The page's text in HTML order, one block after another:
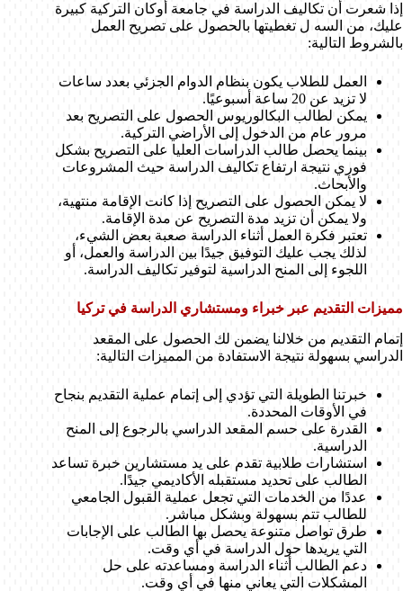
إذا شعرت أن تكاليف الدراسة في جامعة أوكان التركية كبيرة
عليك، من السه ل تغطيتها بالحصول على تصريح العمل
بالشروط التالية:
العمل للطلاب يكون بنظام الدوام الجزئي بعدد ساعات
لا تزيد عن 20 ساعة أسبوعيًا.
يمكن لطالب البكالوريوس الحصول على التصريح بعد
مرور عام من الدخول إلى الأراضي التركية.
بينما يحصل طالب الدراسات العليا على التصريح بشكل
فوري نتيجة ارتفاع تكاليف الدراسة حيث المشروعات
والأبحاث.
لا يمكن الحصول على التصريح إذا كانت الإقامة منتهية،
ولا يمكن أن تزيد مدة التصريح عن مدة الإقامة.
تعتبر فكرة العمل أثناء الدراسة صعبة بعض الشيء،
لذلك يجب عليك التوفيق جيدًا بين الدراسة والعمل، أو
اللجوء إلى المنح الدراسية لتوفير تكاليف الدراسة.
مميزات التقديم عبر خبراء ومستشاري الدراسة في تركيا
إتمام التقديم من خلالنا يضمن لك الحصول على المقعد
الدراسي بسهولة نتيجة الاستفادة من المميزات التالية:
خبرتنا الطويلة التي تؤدي إلى إتمام عملية التقديم بنجاح
في الأوقات المحددة.
القدرة على حسم المقعد الدراسي بالرجوع إلى المنح
الدراسية.
استشارات طلابية تقدم على يد مستشارين خبرة تساعد
الطالب على تحديد مستقبله الأكاديمي جيدًا.
عددًا من الخدمات التي تجعل عملية القبول الجامعي
للطالب تتم بسهولة وبشكل مباشر.
طرق تواصل متنوعة يحصل بها الطالب على الإجابات
التي يريدها حول الدراسة في أي وقت.
دعم الطالب أثناء الدراسة ومساعدته على حل
المشكلات التي يعاني منها في أي وقت.